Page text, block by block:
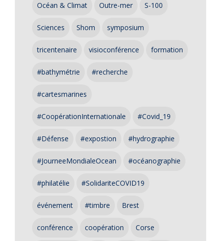
Océan & Climat Outre-mer S-100
Sciences Shom symposium
tricentenaire visioconférence formation
#bathymétrie #recherche
#cartesmarines
#CoopérationInternationale #Covid_19
#Défense #expostion #hydrographie
#JourneeMondialeOcean #océanographie
#philatélie #SolidariteCOVID19
événement #timbre Brest
conférence coopération Corse